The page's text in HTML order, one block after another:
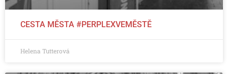
CESTA MĚSTA #PERPLEXVEMĚSTĚ
Helena Tutterová